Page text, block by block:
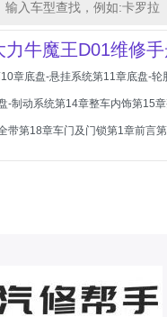
造
力牛魔王D01维修
章底盘-悬挂系统第11章底盘-轮
-制动系统第14章整车内饰第15
带第18章车门及门锁第1章前言第